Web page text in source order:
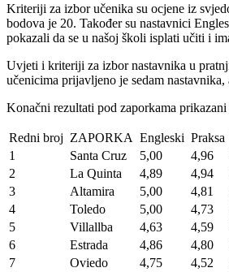
Kriteriji za izbor učenika su ocjene iz
bodova je 20. Također su nastavnici
pokazali da se u našoj školi isplati učiti i
Uvjeti i kriteriji za izbor nastavnika u
učenicima prijavljeno je sedam
Konačni rezultati pod zaporkama
Redni broj ZAPORKA Engleski Praksa
1
Santa Cruz 5,00 4,96
2
La Quinta 4,89 4,94
3
Altamira 5,00 4,81
4
Toledo 5,00 4,73
5
Villallba 4,63 4,59
6
Estrada 4,86 4,80
7
Oviedo 4,75 4,52